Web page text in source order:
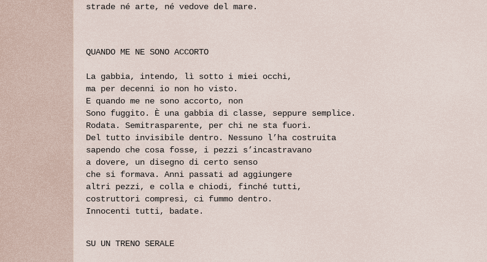
strade né arte, né vedove del mare.
QUANDO ME NE SONO ACCORTO
La gabbia, intendo, lì sotto i miei occhi,
ma per decenni io non ho visto.
E quando me ne sono accorto, non
Sono fuggito. È una gabbia di classe, seppure semplice.
Rodata. Semitrasparente, per chi ne sta fuori.
Del tutto invisibile dentro. Nessuno l’ha costruita
sapendo che cosa fosse, i pezzi s’incastravano
a dovere, un disegno di certo senso
che si formava. Anni passati ad aggiungere
altri pezzi, e colla e chiodi, finché tutti,
costruttori compresi, ci fummo dentro.
Innocenti tutti, badate.
SU UN TRENO SERALE